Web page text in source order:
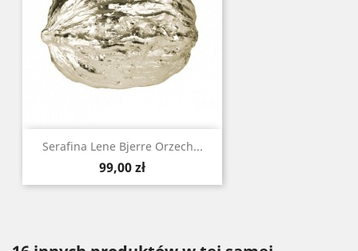
Serafina Lene Bjerre Orzech...
Cena
99,00 zł